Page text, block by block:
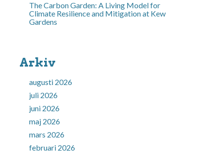
The Carbon Garden: A Living Model for
Climate Resilience and Mitigation at Kew
Gardens
Arkiv
augusti 2026
juli 2026
juni 2026
maj 2026
mars 2026
februari 2026